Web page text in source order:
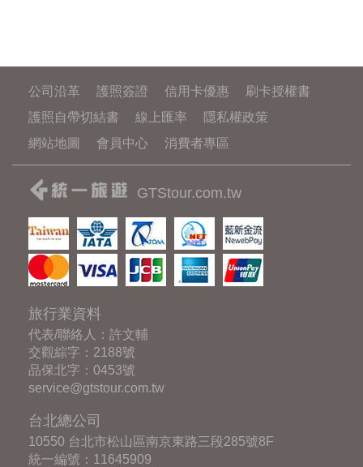
公司沿革 護照簽證 信用卡優惠
刷卡授權書
護照自帶切結書
線上匯率
隱私權政策
網站地圖
會員中心 消費者專區
GTStour.com.tw
旅行業資料
代表/聯絡人：許文輔
交觀綜字：2188號
品保北字：0453號
service@gtstour.com.tw
台北總公司
10550 台北市松山區南京東路三段285號8F
統一編號：11645909